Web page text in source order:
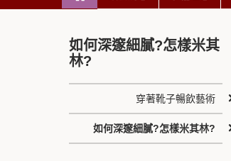
如何深邃細膩?怎樣米其
林?
穿著靴子暢飲藝術
如何深邃細膩?怎樣米其林?